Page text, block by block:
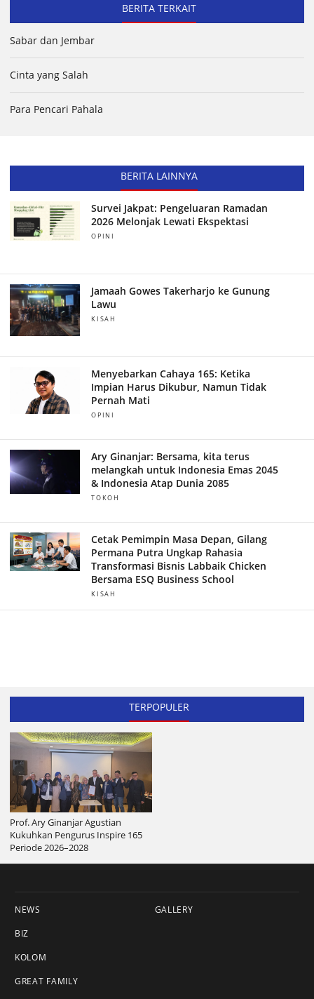
BERITA TERKAIT
Sabar dan Jembar
Cinta yang Salah
Para Pencari Pahala
BERITA LAINNYA
Survei Jakpat: Pengeluaran Ramadan
2026 Melonjak Lewati Ekspektasi
OPINI
Jamaah Gowes Takerharjo ke Gunung
Lawu
KISAH
Menyebarkan Cahaya 165: Ketika
Impian Harus Dikubur, Namun Tidak
Pernah Mati
OPINI
Ary Ginanjar: Bersama, kita terus
melangkah untuk Indonesia Emas 2045
& Indonesia Atap Dunia 2085
TOKOH
Cetak Pemimpin Masa Depan, Gilang
Permana Putra Ungkap Rahasia
Transformasi Bisnis Labbaik Chicken
Bersama ESQ Business School
KISAH
TERPOPULER
Prof. Ary Ginanjar Agustian
Kukuhkan Pengurus Inspire 165
Periode 2026–2028
NEWS
BIZ
KOLOM
GREAT FAMILY
GALLERY